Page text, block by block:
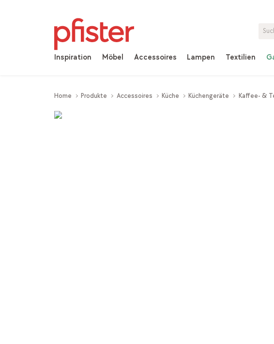
Inspiration Möbel Accessoires Lampen Textilien
Home Produkte Accessoires Küche Küchengeräte Kaffee- &